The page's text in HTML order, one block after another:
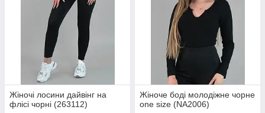
Жіночі лосини дайвінг на
флісі чорні (263112)
Жіноче боді молодіжне чорне
one size (NA2006)